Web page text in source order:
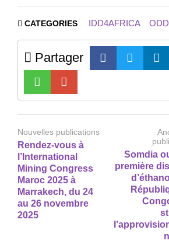
CATEGORIES IDD4AFRICA ODD
Partager
Nouvelles publications
Rendez-vous à
l’International
Mining Congress
Maroc 2025 à
Marrakech, du 24
au 26 novembre
2025
Somdia
première